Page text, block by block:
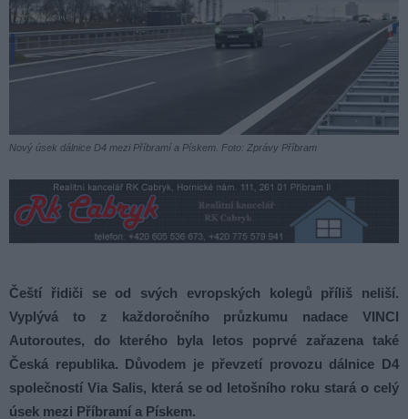
Nový úsek dálnice D4 mezi Příbramí a Pískem. Foto: Zprávy Příbram
Čeští řidiči se od svých evropských kolegů příliš neliší.
Vyplývá to z každoročního průzkumu nadace VINCI
Autoroutes, do kterého byla letos poprvé zařazena také
Česká republika. Důvodem je převzetí provozu dálnice D4
společností Via Salis, která se od letošního roku stará o celý
úsek mezi Příbramí a Pískem.